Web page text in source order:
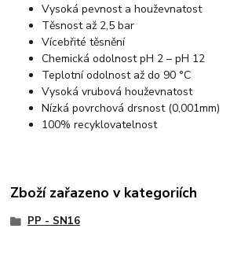
Vysoká pevnost a houževnatost
Těsnost až 2,5 bar
Vícebřité těsnění
Chemická odolnost pH 2 – pH 12
Teplotní odolnost až do 90 °C
Vysoká vrubová houževnatost
Nízká povrchová drsnost (0,001mm)
100% recyklovatelnost
Zboží zařazeno v kategoriích
PP - SN16